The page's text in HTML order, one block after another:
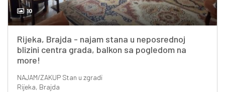
10
Rijeka, Brajda - najam stana u neposrednoj
blizini centra grada, balkon sa pogledom na
more!
NAJAM/ZAKUPStan u zgradi
Rijeka, Brajda